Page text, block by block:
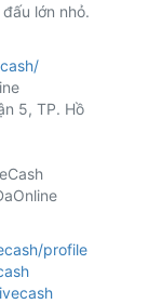
lớn nhỏ.
5, TP. Hồ
profile